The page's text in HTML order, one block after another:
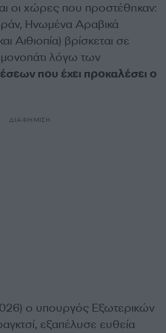
οι χώρες που προστέθηκαν:
Ηνωμένα Αραβικά
Αιθιοπία) βρίσκεται σε
μονοπάτι λόγω των
που έχει προκαλέσει ο
ΔΙΑΦΗΜΙΣΗ
ο υπουργός Εξωτερικών
εξαπέλυσε ευθεία